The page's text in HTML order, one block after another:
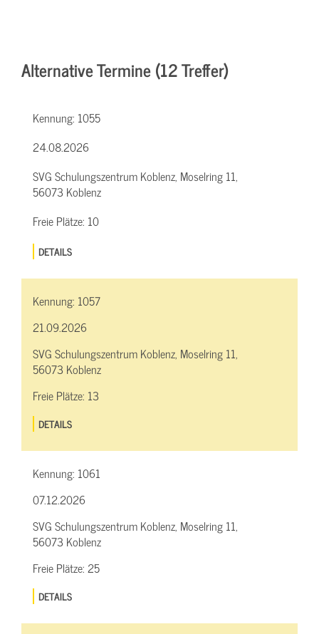
Alternative Termine (12 Treffer)
Kennung: 1055
24.08.2026
SVG Schulungszentrum Koblenz, Moselring 11,
56073 Koblenz
Freie Plätze: 10
DETAILS
Kennung: 1057
21.09.2026
SVG Schulungszentrum Koblenz, Moselring 11,
56073 Koblenz
Freie Plätze: 13
DETAILS
Kennung: 1061
07.12.2026
SVG Schulungszentrum Koblenz, Moselring 11,
56073 Koblenz
Freie Plätze:25
DETAILS